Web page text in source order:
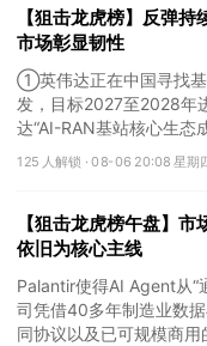
【狙击龙虎榜】反弹
市场彰显韧性
①英伟达正在中国寻找基
发，目标2027至2028年
达“AI-RAN基站核心生
入口，公司凭借数万家
头进化为企业智能体经
125 人解锁 ·08-06 20:08 星期
【狙击龙虎榜午盘】
依旧为核心主线
Palantir使得AI Agent从“
司凭借40多年制造业数
同协议以及已可规模商